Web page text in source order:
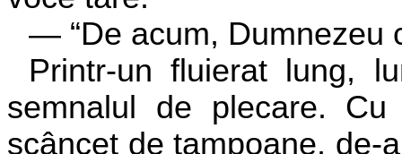
— “De acum, Dumnezeu
Printr-un fluierat lung,
semnalul de plecare. Cu
scâncet de tampoane, de-